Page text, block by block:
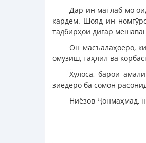
Дар ин матлаб мо
кардем. Шояд ин
тадбирҳои дигар
Он масъалаҳоеро,
омӯзиш, таҳлил ва
Хулоса, барои
зиёдеро ба сомон
Ниёзов Ҷонмаҳмад,